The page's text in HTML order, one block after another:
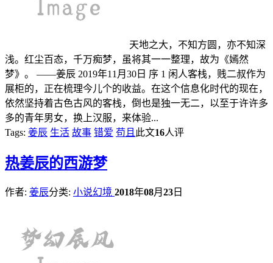
天地之大，不知方圆，亦不知深
浅。红尘百态，千万痴梦，虽将其一一整理，故为《嫣然
梦》。 ——姜辰 2019年11月30日 序 1 闲人客栈，贱二叔作为
展柜的，正在梳理今儿个的收益。在这个信息化时代的现在，
依然坚持着古色古风的客栈，倒也是独一无二，以至于许许多
多的青年男女，换上汉服，来体验...
Tags: 姜辰 生活 故事 错爱 苟且 此文16人评
热姜辰的西游梦
作者: 姜辰分类: 小说幻境 2018年08月 23 日